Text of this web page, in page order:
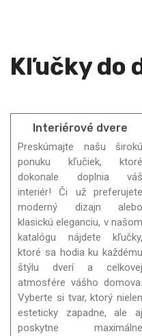
Kľučky do
Interiérové dvere
Preskúmajte našu širokú
ponuku kľučiek, ktoré
dokonale doplnia váš
interiér! Či už preferujete
moderný dizajn alebo
klasickú eleganciu, v našom
katalógu nájdete kľučky,
ktoré sa hodia ku každému
štýlu dverí a celkovej
atmosfére vášho domova.
Vyberte si tvar, ktorý nielen
esteticky zapadne, ale aj
poskytne maximálne